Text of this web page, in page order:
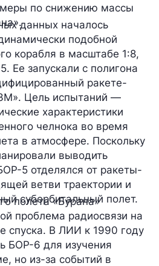
по снижению массы
данных началось
подобной
корабля в масштабе 1:8,
Ее запускали с полигона
ракете-
Цель испытаний —
характеристики
челнока во время
в атмосфере. Поскольку
выводить
5 отделялся от ракеты-
ветви траектории и
суборбитальный полет.
полета «Бурана»
проблема радиосвязи на
спуска. В ЛИИ к 1990 году
БОР-6 для изучения
но из-за событий в